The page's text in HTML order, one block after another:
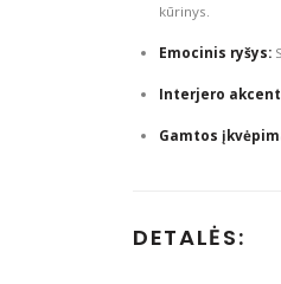
kūrinys.
Emocinis ryšys:
Interjero
Gamtos
DETALĖS: